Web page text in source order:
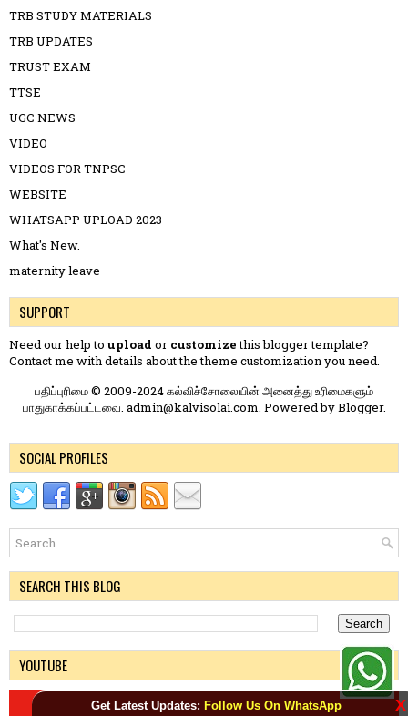
Get Latest Updates: Follow Us On WhatsApp X
TRB STUDY MATERIALS
TRB UPDATES
TRUST EXAM
TTSE
UGC NEWS
VIDEO
VIDEOS FOR TNPSC
WEBSITE
WHATSAPP UPLOAD 2023
What's New.
maternity leave
SUPPORT
Need our help to upload or customizethis blogger template?
Contact me with details about the theme customization you need.
பதிப்புரிமை © 2009-2024 கல்விச்சோலையின் அனைத்து உரிமைகளும்
பாதுகாக்கப்பட்டவை. admin@kalvisolai.com. Powered byBlogger.
SOCIAL PROFILES
SEARCH THIS BLOG
YOUTUBE